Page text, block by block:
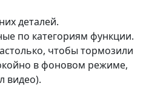
деталей.
по категориям функции.
чтобы тормозили
в фоновом режиме,
видео).